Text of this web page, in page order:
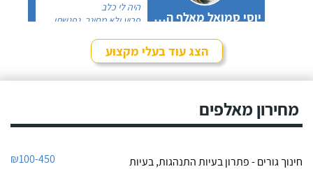
יוסי סמואל מאלף הכלבים
היה לי כלב
פרוע ולא מחונך. נפגשתי
שאת הכלב שלי אי אפשר
לאלף בשיעורים כי יש לוחייג עכשיו
בית אבות לכלבים ופנסיון חתולים
מרוצה ממנו מאוד! יש לי
הצג עוד בעלי מקצוע
מחירון מאלפים
חינוך גורים - פתרון בעיות התנהגות, בעיות
₪100-450